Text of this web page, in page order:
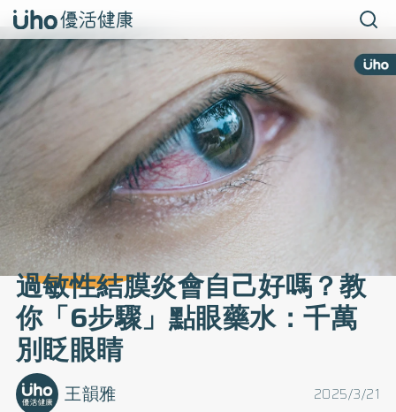
過敏性結膜炎會自己好嗎？教
你「6步驟」點眼藥水：千萬
別眨眼睛
2025/3/21
王韻雅